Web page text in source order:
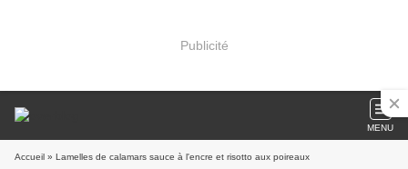
Publicité
MENU
Accueil » Lamelles de calamars sauce à l'encre et risotto aux poireaux